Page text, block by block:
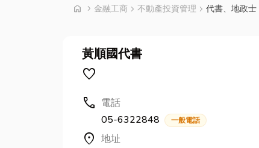
home chevron_right 首頁
金融工商 chevron_right 不動產投資管理 chevron_right 代書、地政士
黃順國代書
favorite
call 電話
05-6322848
一般電話
location_on 地址